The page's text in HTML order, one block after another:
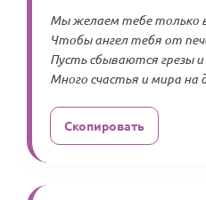
Мы желаем тебе только
Чтобы ангел тебя от
Пусть сбываются грезы
Много счастья и мира на
Скопировать